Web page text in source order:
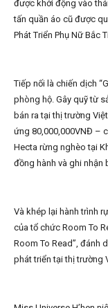
được khởi động vào
tấn quần áo cũ được
Phát Triển Phụ Nữ Bắc
Tiếp nối là chiến dịch
phòng hộ. Gây quỹ từ
bán ra tại thị trường
ứng 80,000,000VNĐ –
Hecta rừng nghèo tại
đồng hành và ghi nhận
Và khép lại hành trình
của tổ chức Room To
Room To Read”, đánh
phát triển tại thị trường